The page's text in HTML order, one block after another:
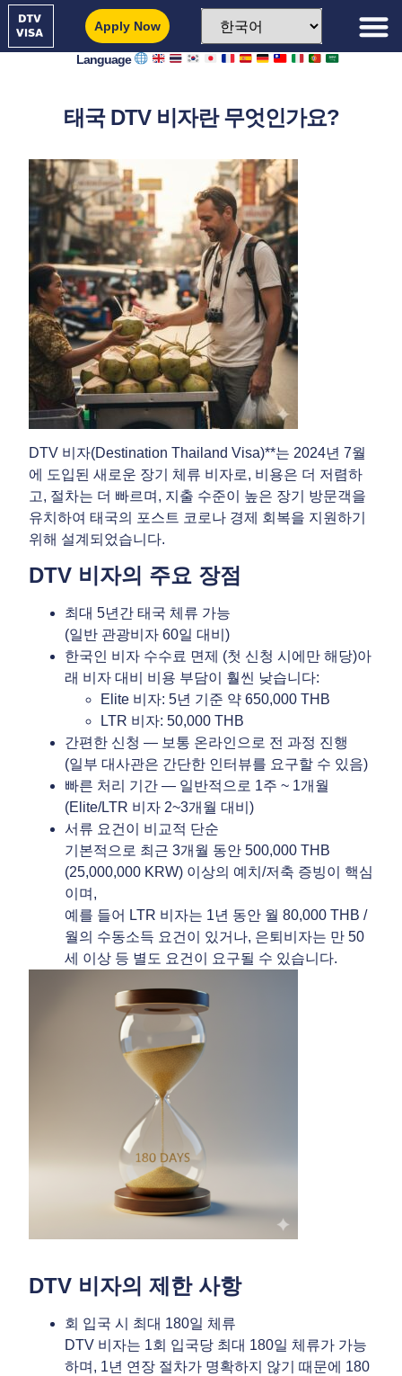
Apply Now
Language
태국 DTV 비자란 무엇인가요?
DTV 비자(Destination Thailand Visa)**는 2024년 7월
에 도입된 새로운 장기 체류 비자로, 비용은 더 저렴하
고, 절차는 더 빠르며, 지출 수준이 높은 장기 방문객을
유치하여 태국의 포스트 코로나 경제 회복을 지원하기
위해 설계되었습니다.
DTV 비자의 주요 장점
최대 5년간 태국 체류 가능
(일반 관광비자 60일 대비)
한국인 비자 수수료 면제 (첫 신청 시에만 해당)아
래 비자 대비 비용 부담이 훨씬 낮습니다:
Elite 비자: 5년 기준 약 650,000 THB
LTR 비자: 50,000 THB
간편한 신청 — 보통 온라인으로 전 과정 진행
(일부 대사관은 간단한 인터뷰를 요구할 수 있음)
빠른 처리 기간 — 일반적으로 1주 ~ 1개월
(Elite/LTR 비자 2~3개월 대비)
서류 요건이 비교적 단순
기본적으로 최근 3개월 동안 500,000 THB
(25,000,000 KRW) 이상의 예치/저축 증빙이 핵심
이며,
예를 들어 LTR 비자는 1년 동안 월 80,000 THB /
월의 수동소득 요건이 있거나, 은퇴비자는 만 50
세 이상 등 별도 요건이 요구될 수 있습니다.
DTV 비자의 제한 사항
회 입국 시 최대 180일 체류
DTV 비자는 1회 입국당 최대 180일 체류가 가능
하며, 1년 연장 절차가 명확하지 않기 때문에 180